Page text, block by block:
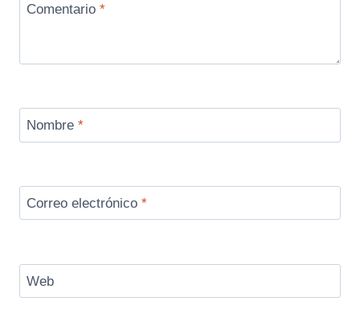
Comentario *
Nombre *
Correo electrónico *
Web